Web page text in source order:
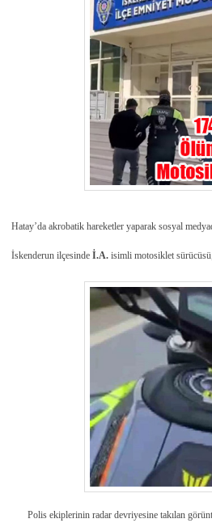
Hatay’da akrobatik hareketler yaparak sosyal
İskenderun ilçesindeİ.A.isimli motosiklet sürücüsü;
Polis ekiplerinin radar devriyesine takılan